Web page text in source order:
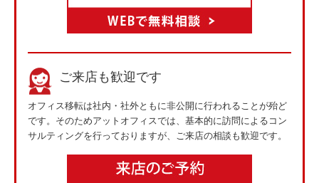
ご来店も歓迎です
オフィス移転は社内・社外ともに非公開に行われることが殆ど
です。そのためアットオフィスでは、基本的に訪問によるコン
サルティングを行っておりますが、ご来店の相談も歓迎です。